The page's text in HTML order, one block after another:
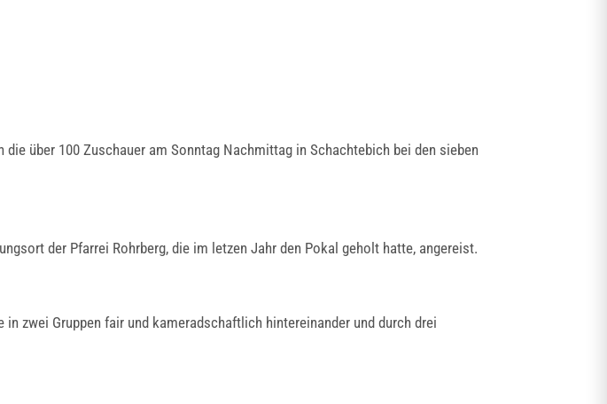
über 100 Zuschauer am Sonntag Nachmittag in Schachtebich bei den sieben
der Pfarrei Rohrberg, die im letzen Jahr den Pokal geholt hatte, angereist.
zwei Gruppen fair und kameradschaftlich hintereinander und durch drei